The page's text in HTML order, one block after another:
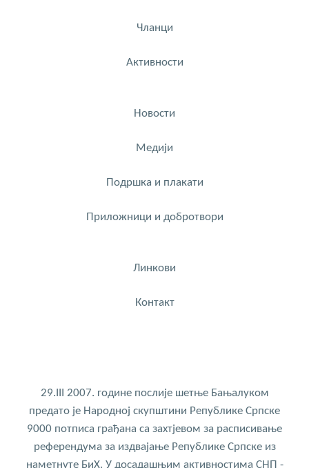
Чланци
Активности
Новости
Медији
Подршка и плакати
Приложници и добротвори
Линкови
Контакт
29.III 2007. године послије шетње Бањалуком
предато је Народној скупштини Републике Српске
9000 потписа грађана са захтјевом за расписивање
референдума за издвајање Републике Српске из
наметнуте БиХ. У досадашњим активностима СНП -